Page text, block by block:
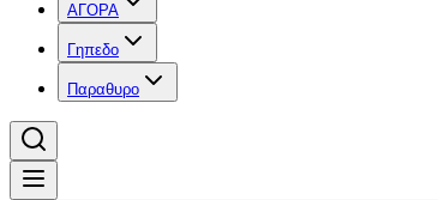
ΑΓΟΡΑ
Γηπεδο
Παραθυρο